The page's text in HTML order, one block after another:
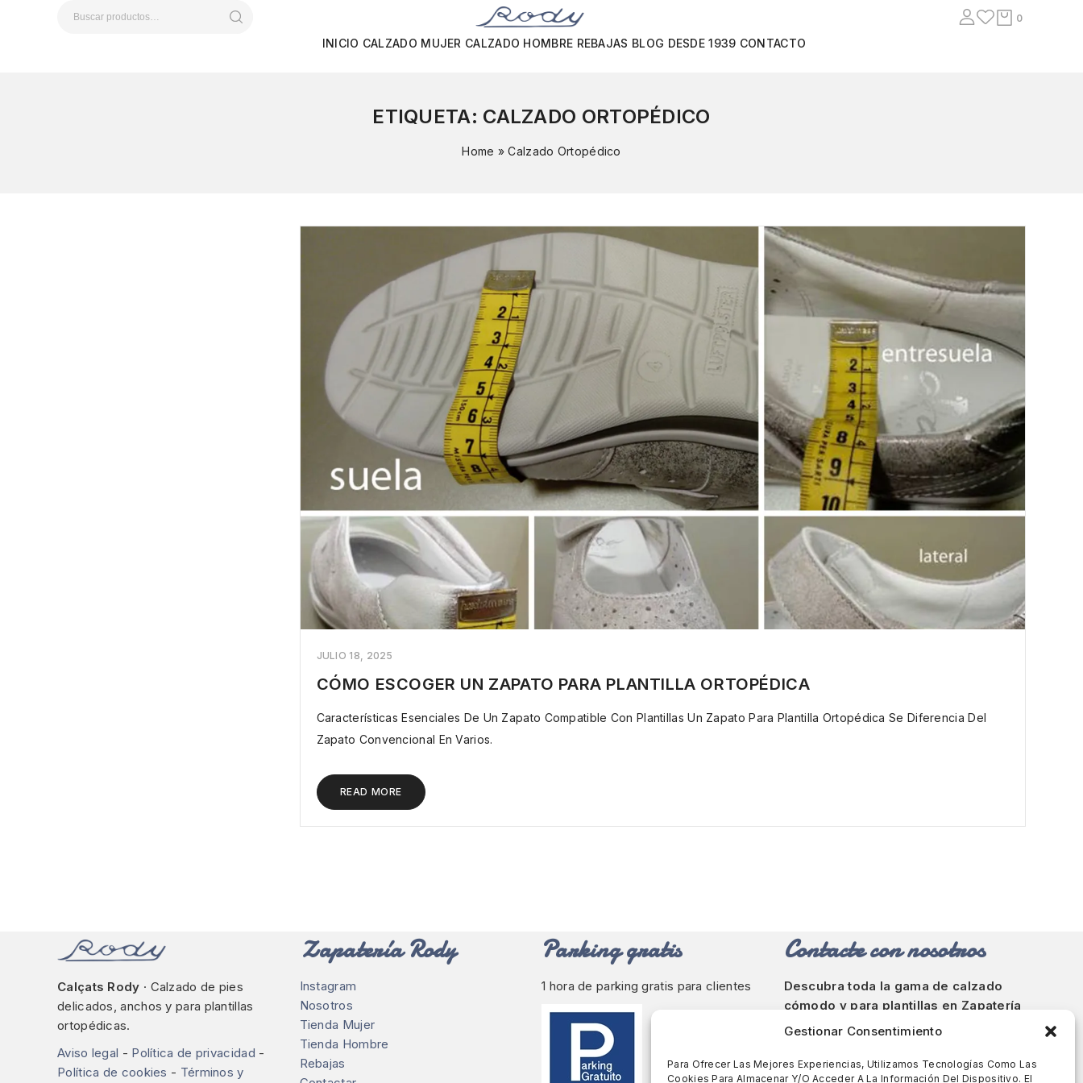
Gestionar Consentimiento
Para Ofrecer Las Mejores Experiencias, Utilizamos Tecnologías Como Las
Cookies Para Almacenar Y/o Acceder A La Información Del Dispositivo. El
0
INICIO CALZADO MUJER CALZADO HOMBRE REBAJAS BLOG DESDE 1939 CONTACTO
ETIQUETA: CALZADO ORTOPÉDICO
Home »Calzado Ortopédico
JULIO 18, 2025
CÓMO ESCOGER UN ZAPATO PARA PLANTILLA ORTOPÉDICA
Características Esenciales De Un Zapato Compatible Con Plantillas Un Zapato Para Plantilla Ortopédica Se Diferencia Del
Zapato Convencional En Varios.
READ MORE
Calçats Rody · Calzado de pies
delicados, anchos y para plantillas
ortopédicas.
Aviso legal - Política de privacidad -
Política de cookies - Términos y
Zapatería Rody
Instagram
Nosotros
Tienda Mujer
Tienda Hombre
Rebajas
Parking gratis
1 hora de parking gratis para clientes
Contacte con nosotros
Descubra toda la gama de calzado
cómodo y para plantillas en Zapatería
Rody en Barcelona.
Calle de Bailèn, 237, Barcelona